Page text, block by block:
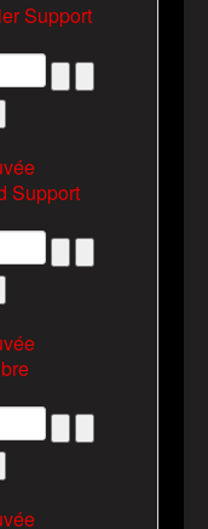
Support
Support